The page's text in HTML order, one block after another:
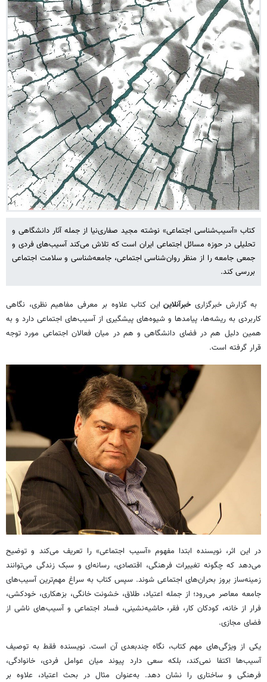
کتاب «آسیب‌شناسی اجتماعی» نوشته مجید صفاری‌نیا از جمله آثار دانشگاهی و
تحلیلی در حوزه مسائل اجتماعی ایران است که تلاش می‌کند آسیب‌های فردی و
جمعی جامعه را از منظر روان‌شناسی اجتماعی، جامعه‌شناسی و سلامت اجتماعی
بررسی کند.
به گزارش خبرگزاریخبرآنلایناین کتاب علاوه بر معرفی مفاهیم نظری، نگاهی
کاربردی به ریشه‌ها، پیامدها و شیوه‌های پیشگیری از آسیب‌های اجتماعی دارد و به
همین دلیل هم در فضای دانشگاهی و هم در میان فعالان اجتماعی مورد توجه
قرار گرفته است.
در این اثر، نویسنده ابتدا مفهوم «آسیب اجتماعی» را تعریف می‌کند و توضیح
می‌دهد که چگونه تغییرات فرهنگی، اقتصادی، رسانه‌ای و سبک زندگی می‌توانند
زمینه‌ساز بروز بحران‌های اجتماعی شوند. سپس کتاب به سراغ مهم‌ترین آسیب‌های
جامعه معاصر می‌رود؛ از جمله اعتیاد، طلاق، خشونت خانگی، بزهکاری، خودکشی،
فرار از خانه، کودکان کار، فقر، حاشیه‌نشینی، فساد اجتماعی و آسیب‌های ناشی از
فضای مجازی.
یکی از ویژگی‌های مهم کتاب، نگاه چندبعدی آن است. نویسنده فقط به توصیف
آسیب‌ها اکتفا نمی‌کند، بلکه سعی دارد پیوند میان عوامل فردی، خانوادگی،
فرهنگی و ساختاری را نشان دهد. به‌عنوان مثال در بحث اعتیاد، علاوه بر